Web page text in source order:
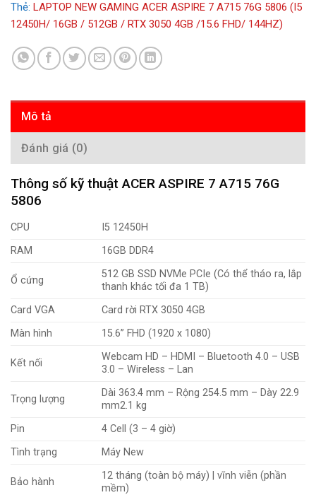
Thẻ: LAPTOP NEW GAMING ACER ASPIRE 7 A715 76G 5806 (I5
12450H/ 16GB / 512GB / RTX 3050 4GB /15.6 FHD/ 144HZ)
Mô tả
Đánh giá (0)
Thông số kỹ thuật ACER ASPIRE 7 A715 76G
5806
CPU
I5 12450H
RAM
16GB DDR4
Ổ cứng
512 GB SSD NVMe PCIe (Có thể tháo ra, lắp
thanh khác tối đa 1 TB)
Card VGA
Card rời RTX 3050 4GB
Màn hình
15.6” FHD (1920 x 1080)
Kết nối
Webcam HD – HDMI – Bluetooth 4.0 – USB
3.0 – Wireless – Lan
Trọng lượng
Dài 363.4 mm – Rộng 254.5 mm – Dày 22.9
mm2.1 kg
Pin
4 Cell (3 – 4 giờ)
Tình trạng
Máy New
Bảo hành
12 tháng (toàn bộ máy) | vĩnh viễn (phần
mềm)